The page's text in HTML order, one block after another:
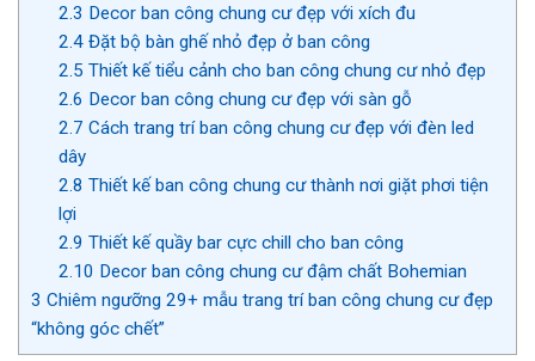
2.3 Decor ban công chung cư đẹp với xích đu
2.4Đặt bộ bàn ghế nhỏ đẹp ở ban công
2.5 Thiết kế tiểu cảnh cho ban công chung cư nhỏ đẹp
2.6 Decor ban công chung cư đẹp với sàn gỗ
2.7 Cách trang trí ban công chung cư đẹp với đèn led
dây
2.8 Thiết kế ban công chung cư thành nơi giặt phơi tiện
lợi
2.9 Thiết kế quầy bar cực chill cho ban công
2.10 Decor ban công chung cư đậm chất Bohemian
3 Chiêm ngưỡng 29+ mẫu trang trí ban công chung cư đẹp
“không góc chết”